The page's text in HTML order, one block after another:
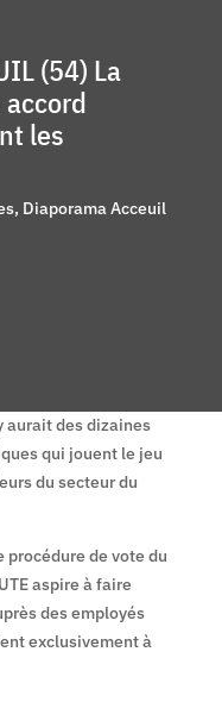
(54) La
les
, Diaporama Acceuil
aurait des dizaines
qui jouent le jeu
du secteur du
procédure de vote du
aspire à faire
des employés
exclusivement à